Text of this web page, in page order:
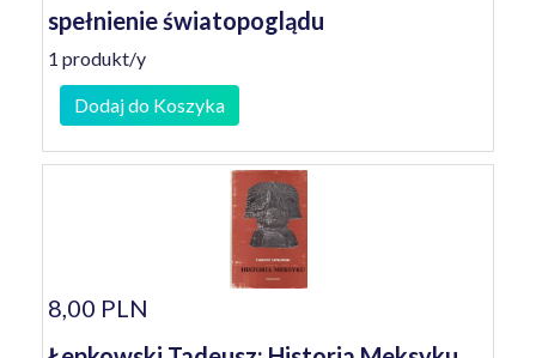
spełnienie światopoglądu
1 produkt/y
Dodaj do Koszyka
8,00 PLN